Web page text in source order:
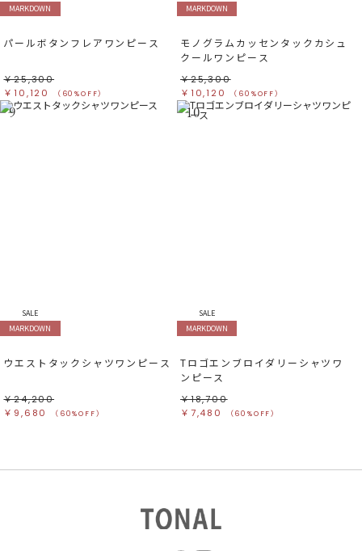
MARKDOWN
パールボタンフレアワンピース
￥25,300
￥10,120
（60%OFF）
MARKDOWN
モノグラムカッセンタックカシュ
クールワンピース
￥25,300
￥10,120
（60%OFF）
9
SALE
MARKDOWN
ウエストタックシャツワンピース
￥24,200
￥9,680
（60%OFF）
10
SALE
MARKDOWN
Tロゴエンブロイダリーシャツワ
ンピース
￥18,700
￥7,480
（60%OFF）